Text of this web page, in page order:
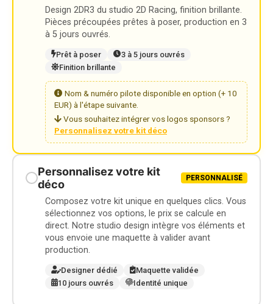
Design 2DR3 du studio 2D Racing, finition brillante.
Pièces précoupées prêtes à poser, production en 3
à 5 jours ouvrés.
Prêt à poser
3 à 5 jours ouvrés
Finition brillante
Nom & numéro pilote disponible en option (+ 10
EUR) à l'étape suivante.
Vous souhaitez intégrer vos logos sponsors ?
Personnalisez votre kit déco
Personnalisez votre kit
déco
PERSONNALISÉ
Composez votre kit unique en quelques clics. Vous
sélectionnez vos options, le prix se calcule en
direct. Notre studio design intègre vos éléments et
vous envoie une maquette à valider avant
production.
Designer dédié
Maquette validée
10 jours ouvrés
Identité unique